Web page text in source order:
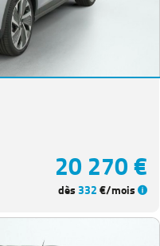
20 270 €
dès332€/mois